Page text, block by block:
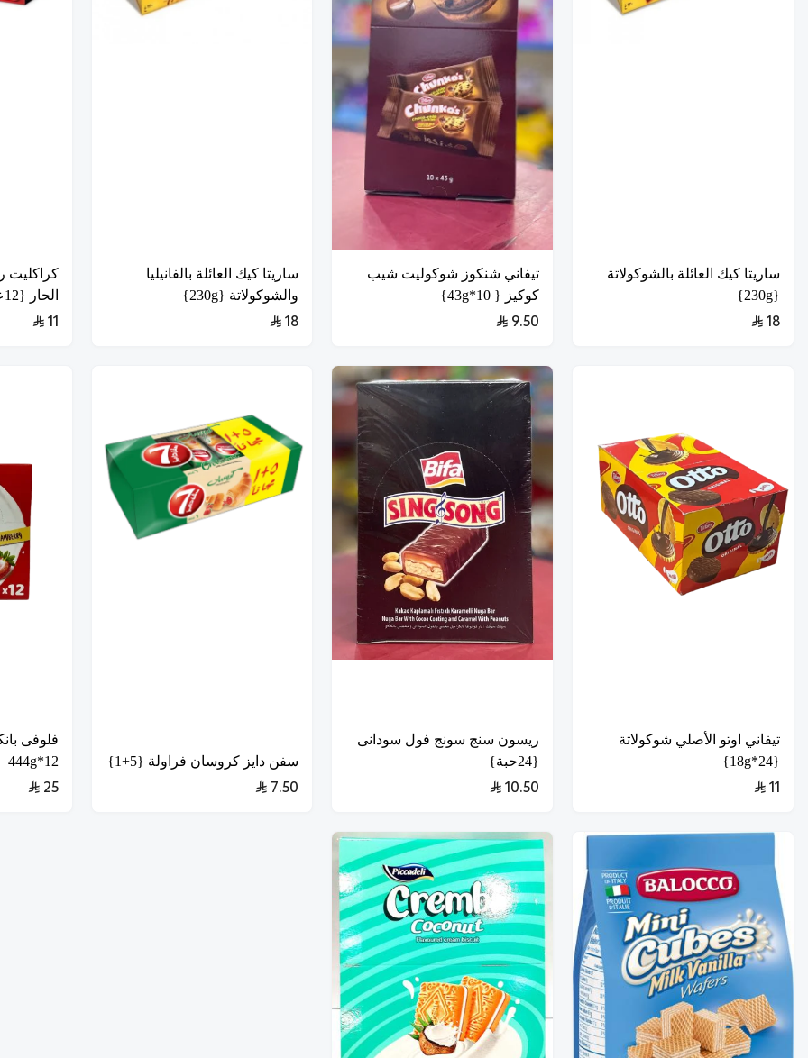
ساريتا كيك العائلة بالشوكولاتة
{230g}
18
تيفاني شنكوز شوكوليت شيب
كوكيز { 10*43g}
9.50
ساريتا كيك العائلة بالفانيليا
والشوكولاتة {230g}
18
كراكليت
الحار {12عبوة}
11
تيفاني اوتو الأصلي شوكولاتة
{24*18g}
11
ريسون سنج سونج فول سودانى
{24حبة}
10.50
سفن دايز كروسان فراولة {5+1}
7.50
فلوفى
12*444g
25